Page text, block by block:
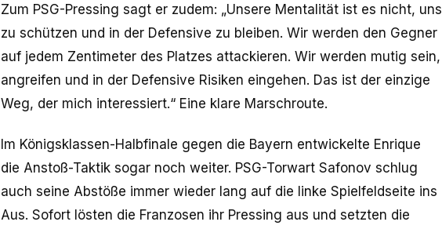
Zum PSG-Pressing sagt er zudem: „Unsere Mentalität ist es nicht, uns
zu schützen und in der Defensive zu bleiben. Wir werden den Gegner
auf jedem Zentimeter des Platzes attackieren. Wir werden mutig sein,
angreifen und in der Defensive Risiken eingehen. Das ist der einzige
Weg, der mich interessiert.“ Eine klare Marschroute.
Im Königsklassen-Halbfinale gegen die Bayern entwickelte Enrique
die Anstoß-Taktik sogar noch weiter. PSG-Torwart Safonov schlug
auch seine Abstöße immer wieder lang auf die linke Spielfeldseite ins
Aus. Sofort lösten die Franzosen ihr Pressing aus und setzten die